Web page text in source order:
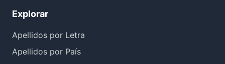
Explorar
Apellidos por Letra
Apellidos por País